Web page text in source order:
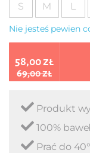
S M L
Nie jesteś pewien
58,00 zł
69,00 zł
Produkt
100%
Prać do